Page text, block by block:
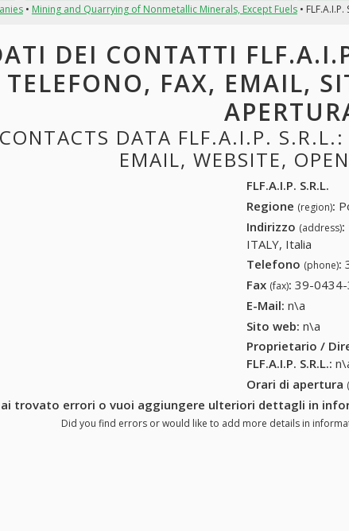
• Mining and Quarrying of Nonmetallic Minerals, Except Fuels• FLF.A.I.P.
DEI CONTATTI
TELEFONO, FAX, EMAIL,
CONTACTS DATA FLF.A.I.P. S.R.L.:
EMAIL, WEBSITE,
FLF.A.I.P. S.R.L.
Regione (region):
Indirizzo (address):
ITALY, Italia
Telefono (phone):
Fax (fax): 39-
E-Mail: n\a
Sito web: n\a
Proprietario /
FLF.A.I.P. S.R.L.:
Orari di apertura
trovato errori o vuoi aggiungere ulteriori dettagli in
Did you find errors or would like to add more details in